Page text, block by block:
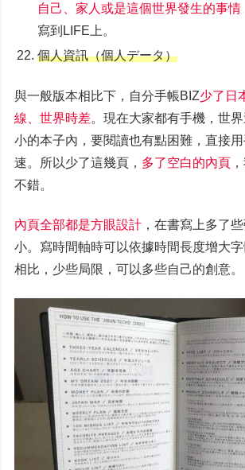
自己、家人或是這個世界發生的事情
寫到LIFE上。
個人資訊（個⼈データ）
與一般版本相比下，自分手帳BIZ少了日
線、世界時差。現在大家都有手機，世
小的本子內，要閱讀也有點困難，直接
速。所以少了這幾頁， 多了空白的內頁
不錯。
內頁全部都是方眼設計 ，在書寫上多了
小。寫時間軸時可以依據時間長度增大
相比，少些局限，可以多些自己的創意。